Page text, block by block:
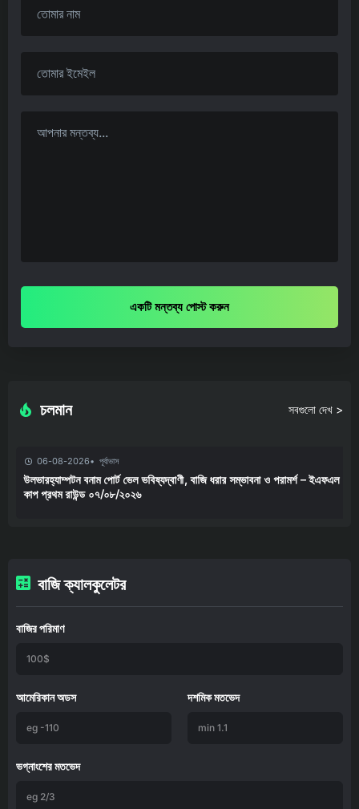
একটি মন্তব্য পোস্ট করুন
চলমান সবগুলো দেখ >
06-08-2026 পূর্বাভাস
উলভারহ্যাম্পটন বনাম পোর্ট ভেল ভবিষ্যদ্বাণী, বাজি ধরার সম্ভাবনা ও পরামর্শ – ইএফএল
কাপ প্রথম রাউন্ড ০৭/০৮/২০২৬
বাজি ক্যালকুলেটর
বাজির পরিমাণ
আমেরিকান অডস দশমিক মতভেদ
ভগ্নাংশের মতভেদ